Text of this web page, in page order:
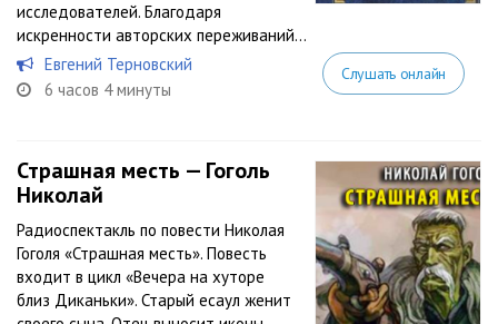
исследователей. Благодаря
искренности авторских переживаний...
Евгений Терновский
6 часов 4 минуты
Слушать онлайн
Страшная месть — Гоголь
Николай
Радиоспектакль по повести Николая
Гоголя «Страшная месть». Повесть
входит в цикл «Вечера на хуторе
близ Диканьки». Старый есаул женит